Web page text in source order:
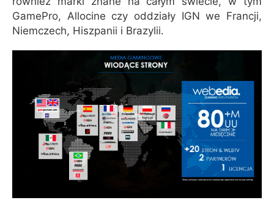
GamePro, Allocine czy oddziały IGN we Francji,
Niemczech, Hiszpanii i Brazylii.